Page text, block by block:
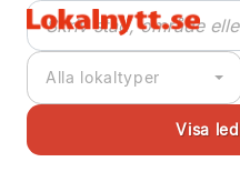
Alla lokaltyper